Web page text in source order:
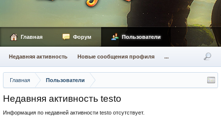
Главная Пользователи
Недавняя активность testo
Информация по недавней активности testo отсутствует.
Главная Форум Пользователи
Недавняя активность Новые сообщения профиля ...